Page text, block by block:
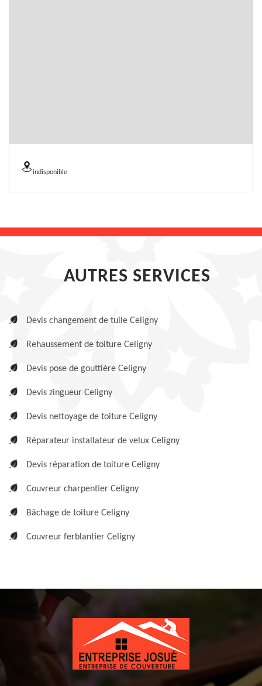
indisponible
AUTRES SERVICES
Devis changement de tuile Celigny
Rehaussement de toiture Celigny
Devis pose de gouttière Celigny
Devis zingueur Celigny
Devis nettoyage de toiture Celigny
Réparateur installateur de velux Celigny
Devis réparation de toiture Celigny
Couvreur charpentier Celigny
Bâchage de toiture Celigny
Couvreur ferblantier Celigny